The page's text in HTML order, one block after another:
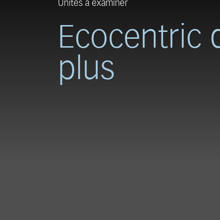
Unités à examiner
Ecocentric
plus